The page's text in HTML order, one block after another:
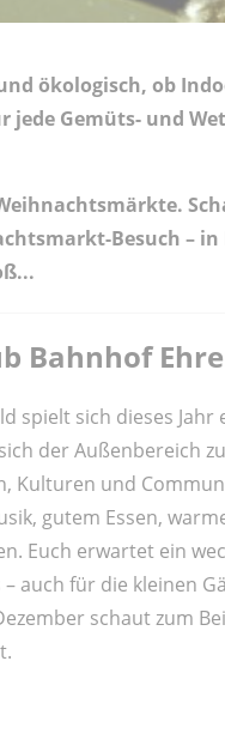
ökologisch, ob
jede Gemüts- und
Besuch –
Bahnhof
spielt sich dieses
der Außenbereich
Kulturen und
gutem Essen,
Euch erwartet ein
auch für die kleinen
schaut zum